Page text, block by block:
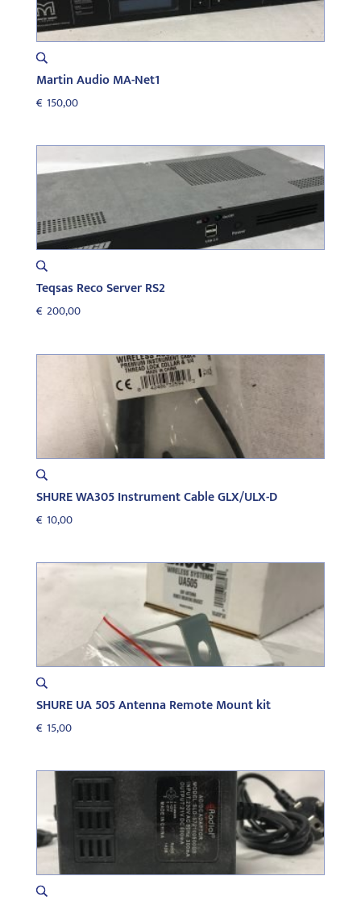
Martin Audio MA-Net1
€ 150,00
Teqsas Reco Server RS2
€ 200,00
SHURE WA305 Instrument Cable GLX/ULX-D
€ 10,00
SHURE UA 505 Antenna Remote Mount kit
€ 15,00